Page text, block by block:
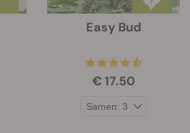
Easy Bud
€ 17.50